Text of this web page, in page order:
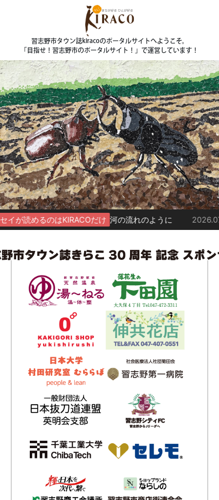
習志野市タウン誌kiracoのポータルサイトへようこそ。
「目指せ！習志野市のポータルサイト！」で運営しています！
はKIRACOだけ 河の流れのように 2026.07.23 湊町暮